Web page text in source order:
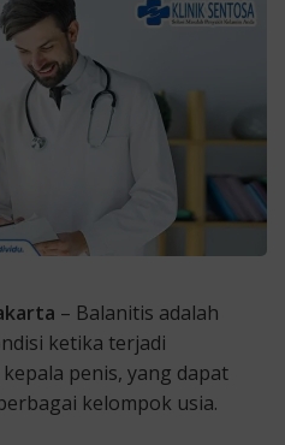
– Balanitis adalah
ketika terjadi
penis, yang dapat
kelompok usia.